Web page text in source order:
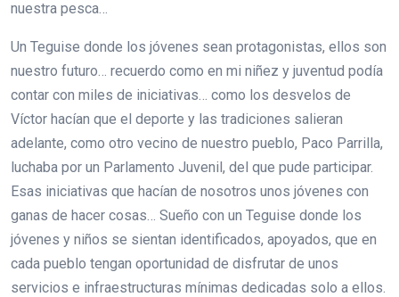
nuestra pesca…
Un Teguise donde los jóvenes sean protagonistas, ellos son
nuestro futuro… recuerdo como en mi niñez y juventud podía
contar con miles de iniciativas… como los desvelos de
Víctor hacían que el deporte y las tradiciones salieran
adelante, como otro vecino de nuestro pueblo, Paco Parrilla,
luchaba por un Parlamento Juvenil, del que pude participar.
Esas iniciativas que hacían de nosotros unos jóvenes con
ganas de hacer cosas… Sueño con un Teguise donde los
jóvenes y niños se sientan identificados, apoyados, que en
cada pueblo tengan oportunidad de disfrutar de unos
servicios e infraestructuras mínimas dedicadas solo a ellos.